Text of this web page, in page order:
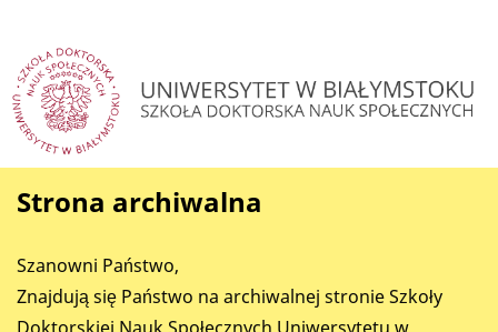
Strona archiwalna
Szanowni Państwo,
Znajdują się Państwo na archiwalnej stronie Szkoły